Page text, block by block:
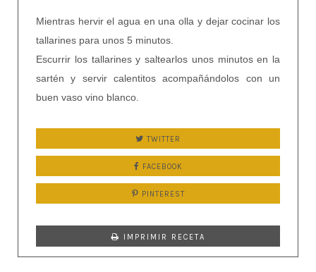
Mientras hervir el agua en una olla y dejar cocinar los
tallarines para unos 5 minutos.
Escurrir los tallarines y saltearlos unos minutos en la
sartén y servir calentitos acompañándolos con un
buen vaso vino blanco.
TWITTER
FACEBOOK
PINTEREST
IMPRIMIR RECETA